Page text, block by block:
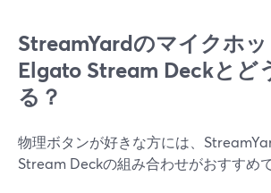
StreamYardのマイクホ
Elgato Stream Deckとど
る？
物理ボタンが好きな方には、
Stream Deckの組み合わせがおすすめで